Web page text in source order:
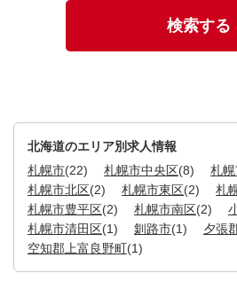
北海道のエリア別求人情報
札幌市(22) 札幌市中央区(8) 札
札幌市北区(2) 札幌市東区(2) 札
札幌市豊平区(2) 札幌市南区(2)
札幌市清田区(1) 釧路市(1) 夕張
空知郡上富良野町(1)